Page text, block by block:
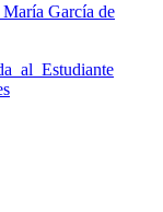
García de
al Estudiante